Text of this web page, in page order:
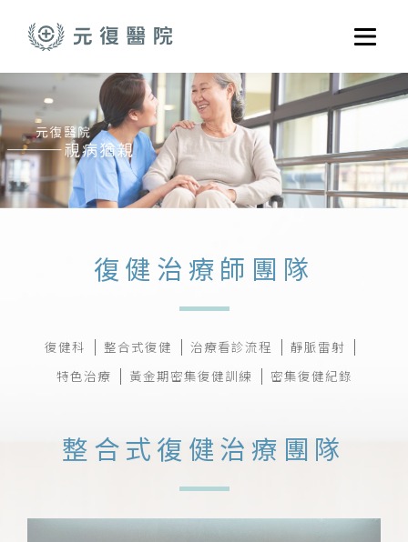
選單
關於元復
就醫指南
醫學門診
醫療養護服務
復健治療師團隊
復健科 整合式復健 治療看診流程
靜脈雷射
特色治療
黃金期密集復健訓練 密集復健紀錄
整合式復健治療團隊